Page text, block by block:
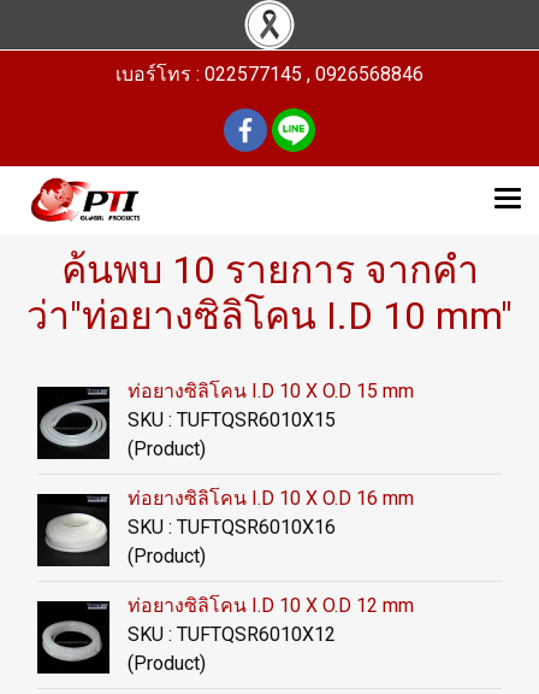
เบอร์โทร : 022577145 , 0926568846
ค้นพบ 10 รายการ จากคำ
ว่า"ท่อยางซิลิโคน I.D 10 mm"
ท่อยางซิลิโคน I.D 10 X O.D 15 mm
SKU : TUFTQSR6010X15
(Product)
ท่อยางซิลิโคน I.D 10 X O.D 16 mm
SKU : TUFTQSR6010X16
(Product)
ท่อยางซิลิโคน I.D 10 X O.D 12 mm
SKU : TUFTQSR6010X12
(Product)